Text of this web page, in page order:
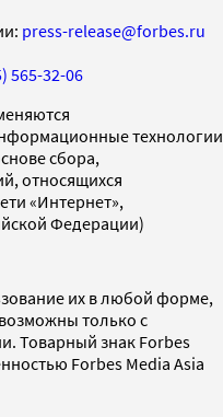
press-release@forbes.ru
565-32-06
технологии
сбора,
относящихся
«Интернет»,
Федерации)
их в любой форме,
только с
Товарный знак Forbes
Forbes Media Asia